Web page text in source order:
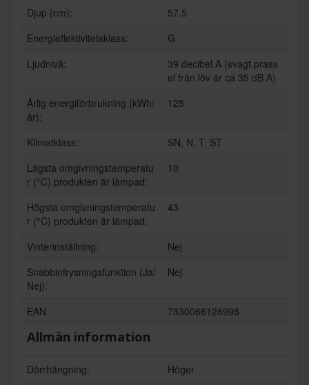
Djup (cm):
57.5
Energieffektivitetsklass:
G
Ljudnivå:
39 decibel A (svagt prass
el från löv är ca 35 dB A)
Årlig energiförbrukning (kWh/
år):
125
Klimatklass:
SN, N, T, ST
Lägsta omgivningstemperatu
r (°C) produkten är lämpad:
10
Högsta omgivningstemperatu
r (°C) produkten är lämpad:
43
Vinterinställning:
Nej
Snabbinfrysningsfunktion (Ja/
Nej):
Nej
EAN 7330066126998
Allmän information
Dörrhängning:
Höger